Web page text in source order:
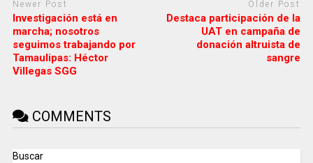
Newer Post
Investigación está en
marcha; nosotros
seguimos trabajando por
Tamaulipas: Héctor
Villegas SGG
Older Post
Destaca participación de la
UAT en campaña de
donación altruista de
sangre
COMMENTS
Buscar